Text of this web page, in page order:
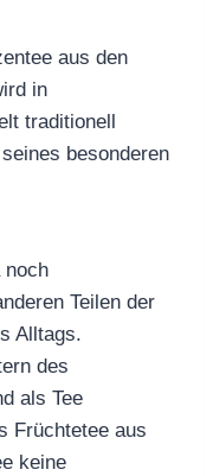
aus den
in
traditionell
besonderen
noch
Teilen der
Alltags.
des
als Tee
Früchtetee aus
keine